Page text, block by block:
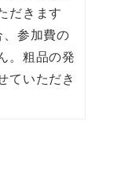
だきます
参加費の
。粗品の発
ていただき